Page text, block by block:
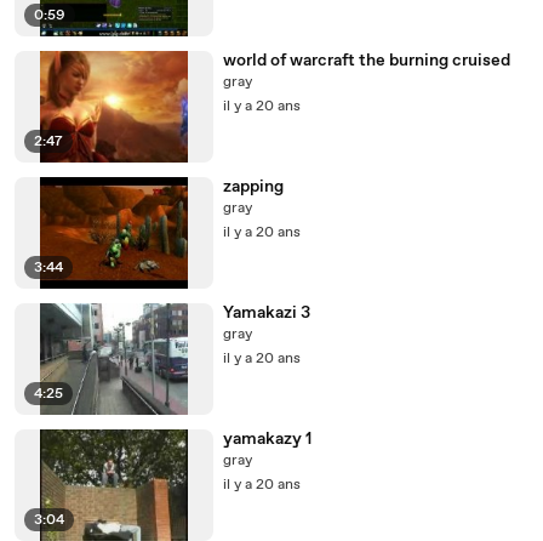
0:59
2:47
world of warcraft the burning cruised
gray
il y a 20 ans
3:44
zapping
gray
il y a 20 ans
4:25
Yamakazi 3
gray
il y a 20 ans
3:04
yamakazy 1
gray
il y a 20 ans